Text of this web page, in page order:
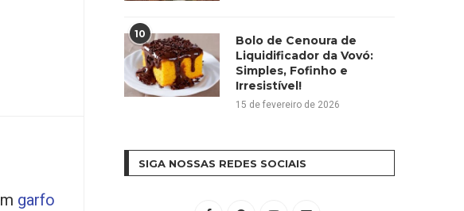
garfo
10
Bolo de Cenoura de
Liquidificador da Vovó:
Simples, Fofinho e
Irresistível!
15 de fevereiro de 2026
SIGA NOSSAS REDES SOCIAIS